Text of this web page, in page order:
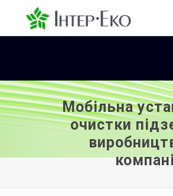
Мобільна
очистки